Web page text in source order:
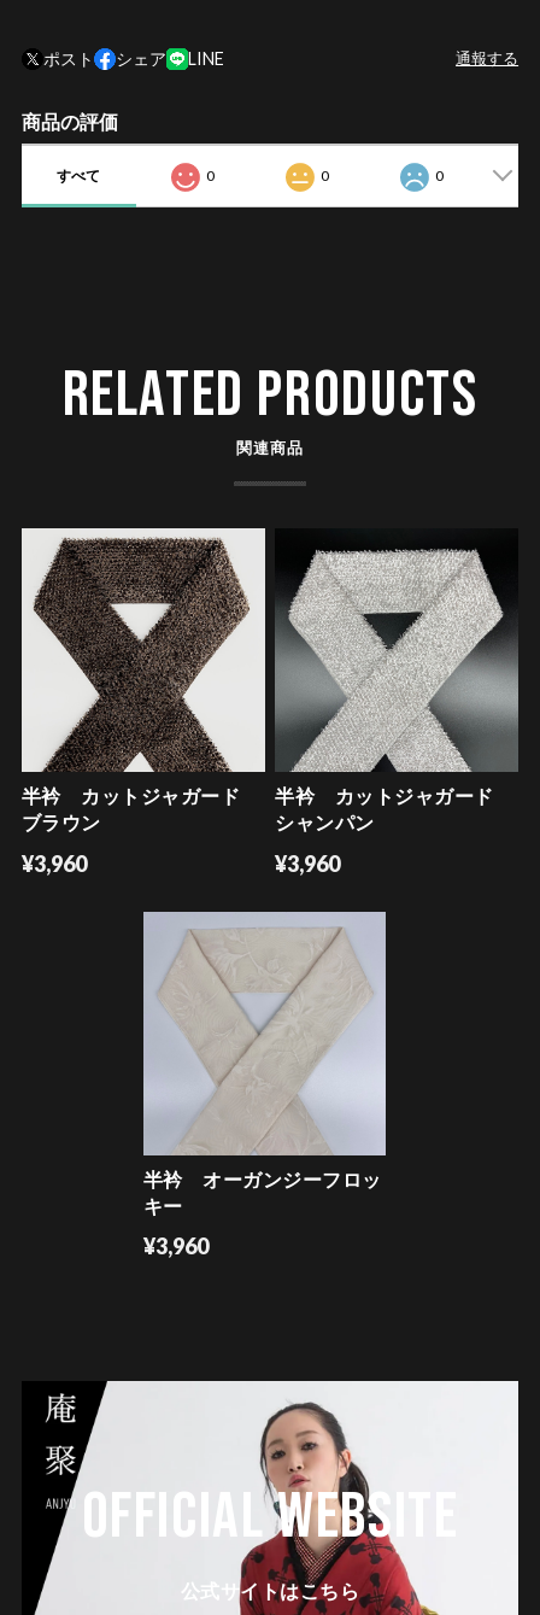
ポスト シェア LINE 通報する
商品の評価
すべて 0 0 0
RELATED PRODUCTS
関連商品
半衿 カットジャガード
ブラウン
¥3,960
半衿 カットジャガード
シャンパン
¥3,960
半衿 オーガンジーフロッ
キー
¥3,960
OFFICIAL WEBSITE
公式サイトはこちら